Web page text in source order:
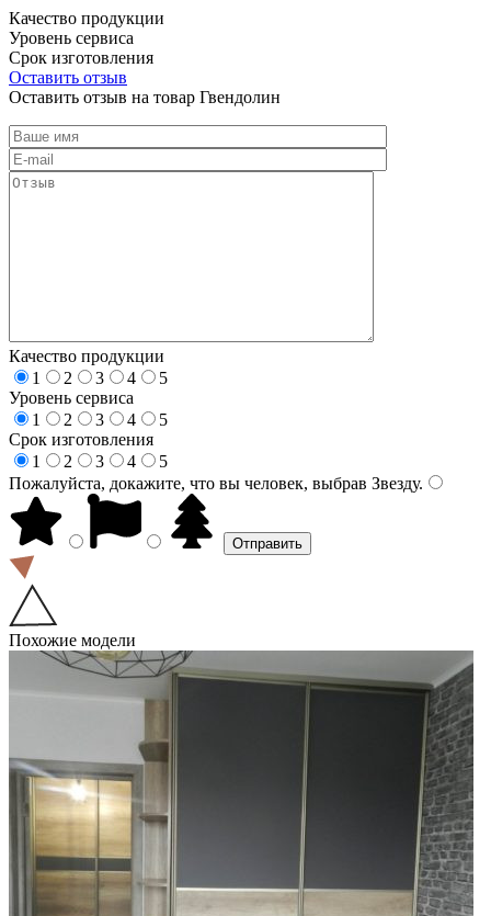
Качество продукции
Уровень сервиса
Срок изготовления
Оставить отзыв
Оставить отзыв на товар Гвендолин
Качество продукции
1
2 3 4
5
Уровень сервиса
1
2 3 4
5
Срок изготовления
1
2 3 4
5
Пожалуйста, докажите, что вы человек, выбрав Звезду.
Похожие модели